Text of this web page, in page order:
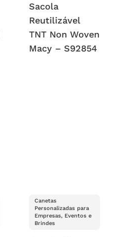
Sacola
Reutilizável
TNT Non Woven
Macy – S92854
Canetas
Personalizadas para
Empresas, Eventos e
Brindes